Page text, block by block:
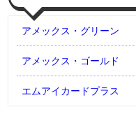
アメックス・グリーン
アメックス・ゴールド
エムアイカードプラス